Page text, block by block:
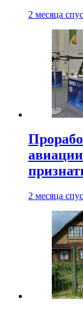
2 месяца
2 месяца